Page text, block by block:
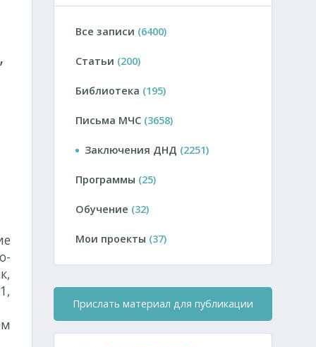
Все записи (6400)
Статьи (200)
Библиотека (195)
Письма МЧС (3658)
Заключения ДНД (2251)
Программы (25)
Обучение (32)
Мои проекты (37)
Прислать материал для публикации